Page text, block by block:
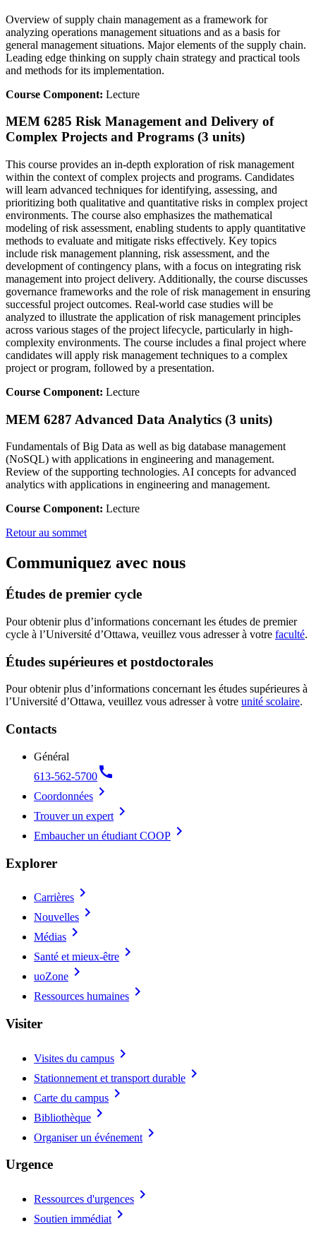
Overview of supply chain management as a framework for
analyzing operations management situations and as a basis for
general management situations. Major elements of the supply chain.
Leading edge thinking on supply chain strategy and practical tools
and methods for its implementation.
Course Component: Lecture
MEM 6285 Risk Management and Delivery of
Complex Projects and Programs (3 units)
This course provides an in-depth exploration of risk management
within the context of complex projects and programs. Candidates
will learn advanced techniques for identifying, assessing, and
prioritizing both qualitative and quantitative risks in complex project
environments. The course also emphasizes the mathematical
modeling of risk assessment, enabling students to apply quantitative
methods to evaluate and mitigate risks effectively. Key topics
include risk management planning, risk assessment, and the
development of contingency plans, with a focus on integrating risk
management into project delivery. Additionally, the course discusses
governance frameworks and the role of risk management in ensuring
successful project outcomes. Real-world case studies will be
analyzed to illustrate the application of risk management principles
across various stages of the project lifecycle, particularly in high-
complexity environments. The course includes a final project where
candidates will apply risk management techniques to a complex
project or program, followed by a presentation.
Course Component: Lecture
MEM 6287 Advanced Data Analytics (3 units)
Fundamentals of Big Data as well as big database management
(NoSQL) with applications in engineering and management.
Review of the supporting technologies. AI concepts for advanced
analytics with applications in engineering and management.
Course Component: Lecture
Retour au sommet
Communiquez avec nous
Études de premier cycle
Pour obtenir plus d’informations concernant les études de premier
cycle à l’Université d’Ottawa, veuillez vous adresser à votre faculté.
Études supérieures et postdoctorales
Pour obtenir plus d’informations concernant les études supérieures à
l’Université d’Ottawa, veuillez vous adresser à votre unité scolaire.
Contacts
Général
613-562-5700call
Coordonnées chevron_right
Trouver un expert chevron_right
Embaucher un étudiant COOP chevron_right
Explorer
Carrières chevron_right
Nouvelles chevron_right
Médias chevron_right
Santé et mieux-être chevron_right
uoZone chevron_right
Ressources humaines chevron_right
Visiter
Visites du campus chevron_right
Stationnement et transport durable chevron_right
Carte du campus chevron_right
Bibliothèque chevron_right
Organiser un événement chevron_right
Urgence
Ressources d'urgences chevron_right
Soutien immédiat chevron_right